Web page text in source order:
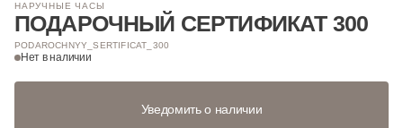
НАРУЧНЫЕ ЧАСЫ
ПОДАРОЧНЫЙ СЕРТИФИКАТ 300
PODAROCHNYY_SERTIFICAT_300
Нет в наличии
Уведомить о наличии